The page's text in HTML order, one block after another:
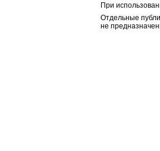
При
Отдельные
не